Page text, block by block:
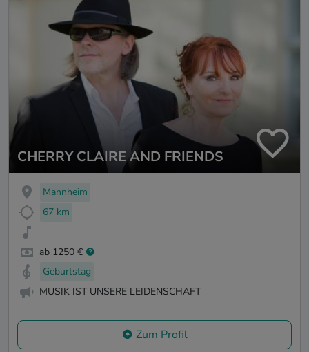
CHERRY CLAIRE AND FRIENDS
Mannheim
67 km
ab 1250 €
Geburtstag
MUSIK IST UNSERE LEIDENSCHAFT
Zum Profil